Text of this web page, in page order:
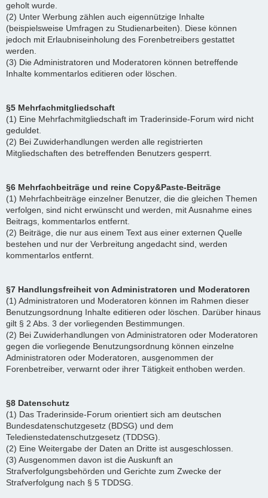
geholt wurde.
(2) Unter Werbung zählen auch eigennützige Inhalte
(beispielsweise Umfragen zu Studienarbeiten). Diese können
jedoch mit Erlaubniseinholung des Forenbetreibers gestattet
werden.
(3) Die Administratoren und Moderatoren können betreffende
Inhalte kommentarlos editieren oder löschen.
§5 Mehrfachmitgliedschaft
(1) Eine Mehrfachmitgliedschaft im Traderinside-Forum wird nicht
geduldet.
(2) Bei Zuwiderhandlungen werden alle registrierten
Mitgliedschaften des betreffenden Benutzers gesperrt.
§6 Mehrfachbeiträge und reine Copy&Paste-Beiträge
(1) Mehrfachbeiträge einzelner Benutzer, die die gleichen Themen
verfolgen, sind nicht erwünscht und werden, mit Ausnahme eines
Beitrags, kommentarlos entfernt.
(2) Beiträge, die nur aus einem Text aus einer externen Quelle
bestehen und nur der Verbreitung angedacht sind, werden
kommentarlos entfernt.
§7 Handlungsfreiheit von Administratoren und Moderatoren
(1) Administratoren und Moderatoren können im Rahmen dieser
Benutzungsordnung Inhalte editieren oder löschen. Darüber hinaus
gilt § 2 Abs. 3 der vorliegenden Bestimmungen.
(2) Bei Zuwiderhandlungen von Administratoren oder Moderatoren
gegen die vorliegende Benutzungsordnung können einzelne
Administratoren oder Moderatoren, ausgenommen der
Forenbetreiber, verwarnt oder ihrer Tätigkeit enthoben werden.
§8 Datenschutz
(1) Das Traderinside-Forum orientiert sich am deutschen
Bundesdatenschutzgesetz (BDSG) und dem
Teledienstedatenschutzgesetz (TDDSG).
(2) Eine Weitergabe der Daten an Dritte ist ausgeschlossen.
(3) Ausgenommen davon ist die Auskunft an
Strafverfolgungsbehörden und Gerichte zum Zwecke der
Strafverfolgung nach § 5 TDDSG.